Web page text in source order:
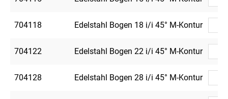
704118 Edelstahl Bogen 18 i/i 45° M-Kontur
704122 Edelstahl Bogen 22 i/i 45° M-Kontur
704128 Edelstahl Bogen 28 i/i 45° M-Kontur